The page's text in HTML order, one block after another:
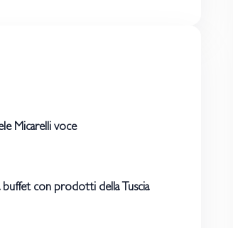
Micarelli voce
buffet con prodotti della Tuscia